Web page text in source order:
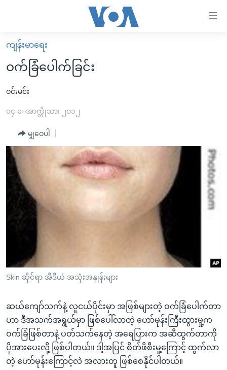
လွယ်ကူ
စေ
များ
အကြောင်းအရာ
ကျော်
ကြည့်
စာမျက်နှာ
ရှာဖွေ
နေရာ
မူလစာမျက်နှာ
မြန်မာ
ကမ္ဘာ့သတင်းများ
နိုင်ငံတကာ
တရုတ်
အစ္စရေး-ပါလက်စတိုင်း
ဗွီဒီယို
ရပ်ဝန်းတခု လမ်းတခု အလွန်
အင်္ဂလိပ်စာလေ့လာမယ်
အမေရိကန်သုံးအီဒီယံ
မကြေးမုံရဲ့ အင်္ဂလိပ်စာ
ရုပ်ရှင်ထဲက အင်္ဂလိပ်စာ
အပတ်စဉ်ကဏ္ဍများ
ရေဒီယို
တီဗွီ
ရေဒီယိုနှင့်ရုပ်သံ အချက်အလက်များ
ရေဒီယို/တီဗွီအစီအစဉ်
ဗွီအိုအေ လူမှုကွန်ယက်များ
ဘာသာစကားများ
ကျန်းမာရေး
ဝက်ခြံပေါက်ခြင်း
ဝင်းမင်း
၀၄ ေအာက္တိုဘာ၊ ၂၀၁၂
မျှဝေပါ
Skin ဆိုင်ရာ အီဒီယံ အသုံးအနှုန်းများ
ဆယ်ကျော်သက်နဲ့ လူငယ်ပိုင်းမှာ အဖြစ်များတဲ့ ဝက်ခြံပေါက်တာ
ဟာ ဒီအသက်အရွယ်မှာ ဖြစ်ပေါ်လာတဲ့ ဟော်မုန်းကြီးထွားမှု့က
ဝက်ခြံဖြစ်တာနဲ့ ပတ်သက်နေတဲ့ အရေပြားက အဆီထွက်တာကို
ပိုအားပေးလို့ ဖြစ်ပါတယ်။ ဒါ့အပြင် စိတ်ဖိစီးမှု့ကြောင့် ထွက်လာ
တဲ့ ဟော်မုန်းကြောင့်လဲ အလားတူ ဖြစ်စေနိုင်ပါတယ်။